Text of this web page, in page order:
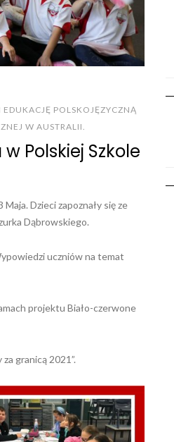
POLSKOJĘZYCZNĄ
W AUSTRALII.
Polskiej Szkole
Dzieci zapoznały się ze
Dąbrowskiego.
uczniów na temat
projektu Biało-czerwone
granicą 2021”.